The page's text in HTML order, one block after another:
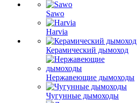
Sawo
Harvia
Керамический дымоход
Нержавеющие дымоходы
Чугунные дымоходы